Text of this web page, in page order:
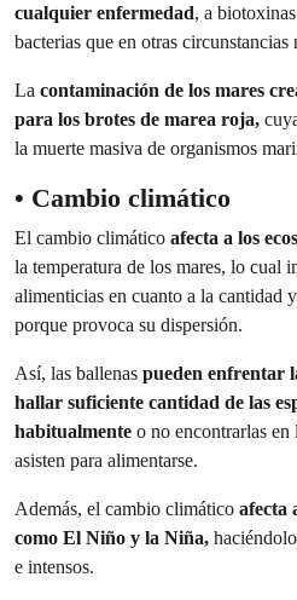
cualquier enfermedad, a
bacterias que en otras
La contaminación de los mares
para los brotes de marea roja,
la muerte masiva de organismos
• Cambio climático
El cambio climático afecta a los
la temperatura de los mares, lo cual
alimenticias en cuanto a la cantidad
porque provoca su dispersión.
Así, las ballenas pueden enfrentar
hallar suficiente cantidad de las
habitualmente o no encontrarlas en
asisten para alimentarse.
Además, el cambio climático afecta
como El Niño y la Niña,
e intensos.